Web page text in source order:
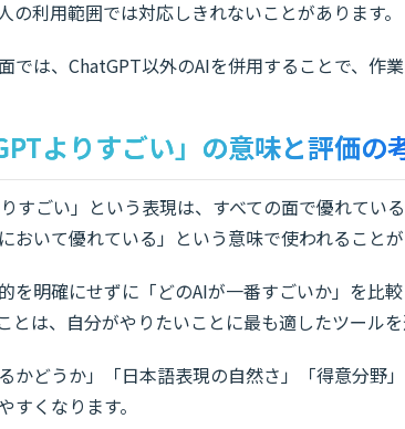
の利用範囲では対応しきれないことがあります。
では、ChatGPT以外のAIを併用することで、作業
よりすごい」の意味と評価の
りすごい」という表現は、すべての面で優れてい
おいて優れている」という意味で使われることが
を明確にせずに「どのAIが一番すごいか」を比
とは、自分がやりたいことに最も適したツールを
るかどうか」「日本語表現の自然さ」「得意分野
すくなります。